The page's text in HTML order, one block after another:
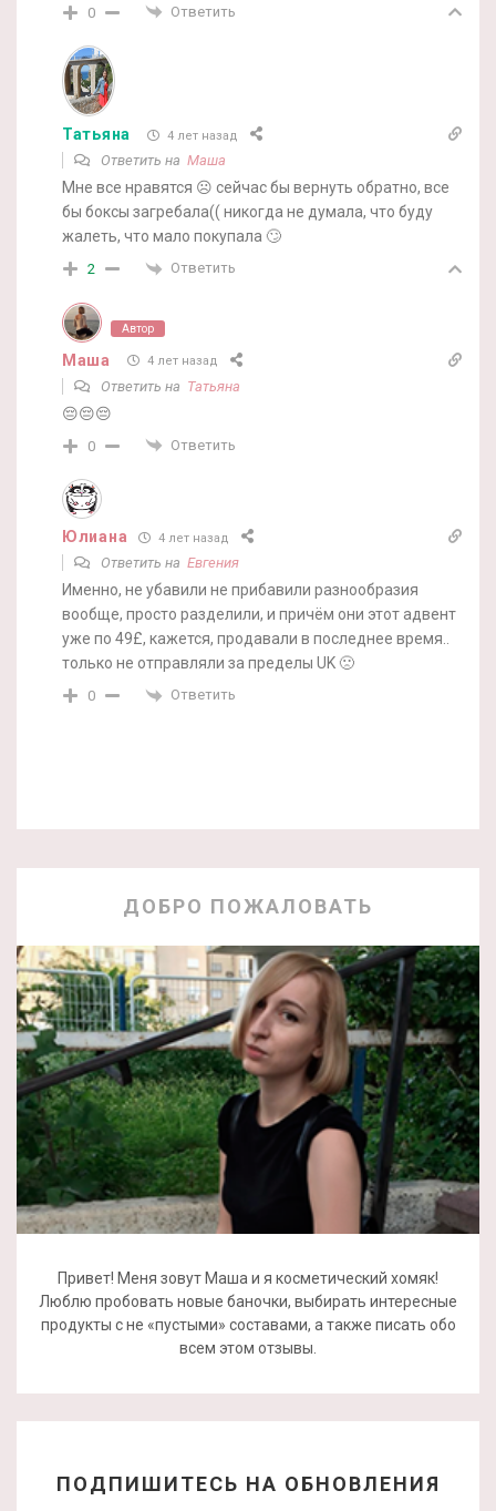
0 Ответить
Татьяна 4 лет назад
Ответить на Маша
Мне все нравятся ☹️ сейчас бы вернуть обратно, все
бы боксы загребала(( никогда не думала, что буду
жалеть, что мало покупала 🙄
2 Ответить
Автор
Маша 4 лет назад
Ответить на Татьяна
😔😔😔
0 Ответить
Юлиана 4 лет назад
Ответить на Евгения
Именно, не убавили не прибавили разнообразия
вообще, просто разделили, и причём они этот адвент
уже по 49£, кажется, продавали в последнее время..
только не отправляли за пределы UK 🙁
0 Ответить
ДОБРО ПОЖАЛОВАТЬ
Привет! Меня зовут Маша и я косметический хомяк!
Люблю пробовать новые баночки, выбирать интересные
продукты с не «пустыми» составами, а также писать обо
всем этом отзывы.
ПОДПИШИТЕСЬ НА ОБНОВЛЕНИЯ